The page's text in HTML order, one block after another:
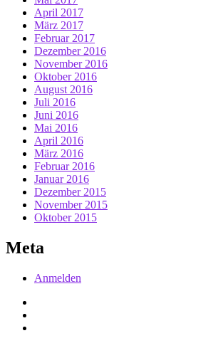
April 2017
März 2017
Februar 2017
Dezember 2016
November 2016
Oktober 2016
August 2016
Juli 2016
Juni 2016
Mai 2016
April 2016
März 2016
Februar 2016
Januar 2016
Dezember 2015
November 2015
Oktober 2015
Meta
Anmelden